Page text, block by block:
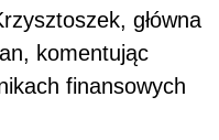
główna
komentując
finansowych